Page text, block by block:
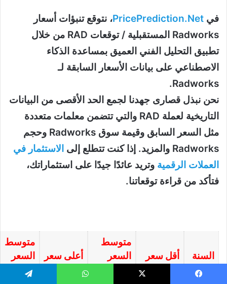
في PricePrediction.Net، نتوقع تنبؤات أسعار
Radworks المستقبلية / توقعات RAD من خلال
تطبيق التحليل الفني العميق بمساعدة الذكاء
الاصطناعي على بيانات الأسعار السابقة لـ
Radworks.
نحن نبذل قصارى جهدنا لجمع الحد الأقصى من البيانات
التاريخية لعملة RAD والتي تتضمن معلمات متعددة
مثل السعر السابق وقيمة سوق Radworks وحجم
Radworks والمزيد. إذا كنت تتطلع إلى
الاستثمار في
العملات الرقمية وتريد عائدًا جيدًا على استثماراتك،
فتأكد من قراءة توقعاتنا.
السنة أقل سعر
متوسط
السعر
أعلى سعر
متوسط
السعر
2025
$0.8157
$0.9246
23.35%